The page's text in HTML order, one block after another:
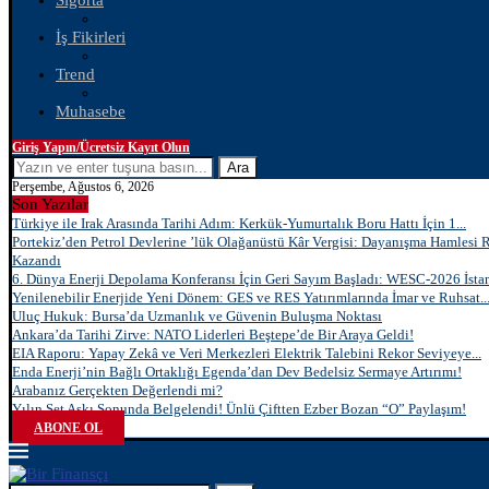
İş Fikirleri
Trend
Muhasebe
Giriş Yapın/Ücretsiz Kayıt Olun
Ara
Perşembe, Ağustos 6, 2026
Son Yazılar
Türkiye ile Irak Arasında Tarihi Adım: Kerkük-Yumurtalık Boru Hattı İçin 1...
Portekiz’den Petrol Devlerine ’lük Olağanüstü Kâr Vergisi: Dayanışma Hamlesi
Kazandı
6. Dünya Enerji Depolama Konferansı İçin Geri Sayım Başladı: WESC-2026
Yenilenebilir Enerjide Yeni Dönem: GES ve RES Yatırımlarında İmar ve Ruhsat...
Uluç Hukuk: Bursa’da Uzmanlık ve Güvenin Buluşma Noktası
Ankara’da Tarihi Zirve: NATO Liderleri Beştepe’de Bir Araya Geldi!
EIA Raporu: Yapay Zekâ ve Veri Merkezleri Elektrik Talebini Rekor Seviyeye...
Enda Enerji’nin Bağlı Ortaklığı Egenda’dan Dev Bedelsiz Sermaye Artırımı!
Arabanız Gerçekten Değerlendi mi?
Yılın Set Aşkı Sonunda Belgelendi! Ünlü Çiftten Ezber Bozan “O” Paylaşım!
ABONE OL